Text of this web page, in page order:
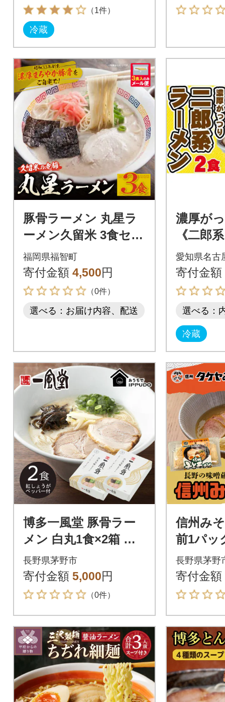
（1件）
冷蔵
豚骨ラーメン 丸星ラ
ーメン久留米 3食セッ
ト
福岡県福智町
寄付金額 4,500円
（0件）
選べる：お届け内容、配送
濃厚が
《二郎
食》に
極太麺
愛知県名古
寄付金額
選べる：
冷蔵
博多一風堂 豚骨ラー
メン 白丸1食×2箱 と
んこつ博多細麺
長野県茅野市
寄付金額 5,000円
（0件）
信州み
前1パッ
噌 信州
辺製麺
プ付き
長野県茅野
寄付金額